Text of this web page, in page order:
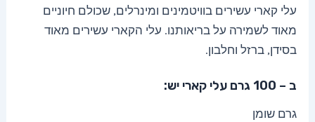
עלי קארי עשירים בוויטמינים ומינרלים, שכולם חיוניים
מאוד לשמירה על בריאותנו. עלי הקארי עשירים מאוד
בסידן, ברזל וחלבון.
ב – 100 גרם עלי קארי יש:
גרם שומן